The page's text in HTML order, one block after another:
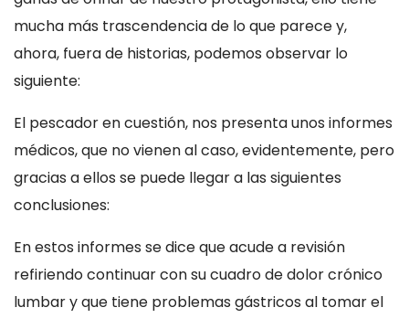
mucha más trascendencia de lo que parece y,
ahora, fuera de historias, podemos observar lo
siguiente:
El pescador en cuestión, nos presenta unos informes
médicos, que no vienen al caso, evidentemente, pero
gracias a ellos se puede llegar a las siguientes
conclusiones:
En estos informes se dice que acude a revisión
refiriendo continuar con su cuadro de dolor crónico
lumbar y que tiene problemas gástricos al tomar el